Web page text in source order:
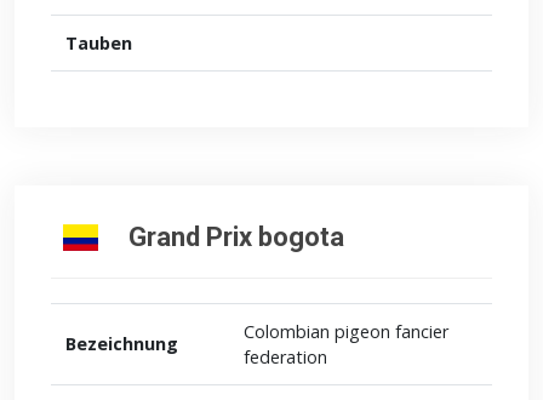
Tauben
Grand Prix bogota
Bezeichnung
Colombian pigeon fancier
federation